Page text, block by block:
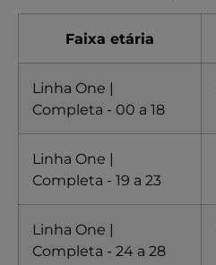
Faixa etária
Linha One |
Completa - 00 a 18
Linha One |
Completa - 19 a 23
Linha One |
Completa - 24 a 28